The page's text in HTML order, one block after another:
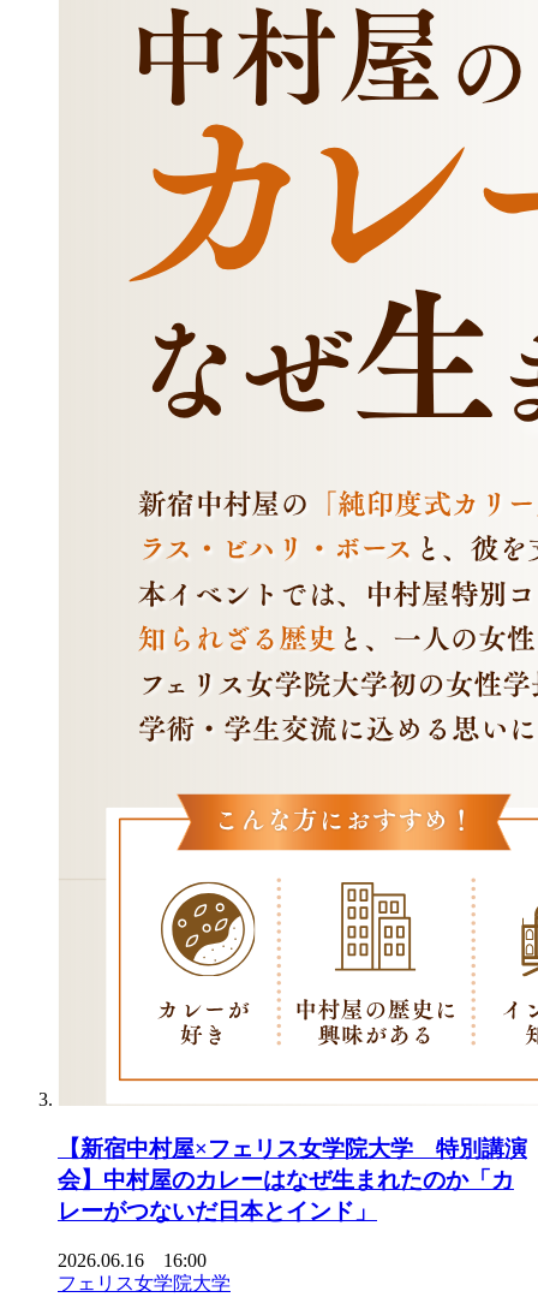
【新宿中村屋×フェリス女学院大学 特別講演
会】中村屋のカレーはなぜ生まれたのか「カ
レーがつないだ日本とインド」
2026.06.16 16:00
フェリス女学院大学